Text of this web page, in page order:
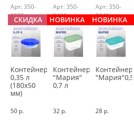
Арт: 350-
0505
СКИДКА
Контейнер
0,35 л
(180х50
мм)
50 р.
Арт: 350-
0442
НОВИНКА
Контейнер
"Мария"
0,7 л
32 р.
Арт: 350-
0441
НОВИНКА
Контейнер
"Мария"0,5л
28 р.